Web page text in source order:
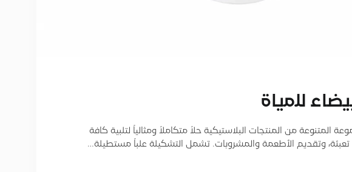
ﻟﻠﻣﯾﺎة
المتنوعة من المنتجات البلاستيكية حلاً متكاملاً ومثالياً لتلبية كافة
تعبئة، وتقديم الأطعمة والمشروبات. تشمل التشكيلة علباً مستطيلة…